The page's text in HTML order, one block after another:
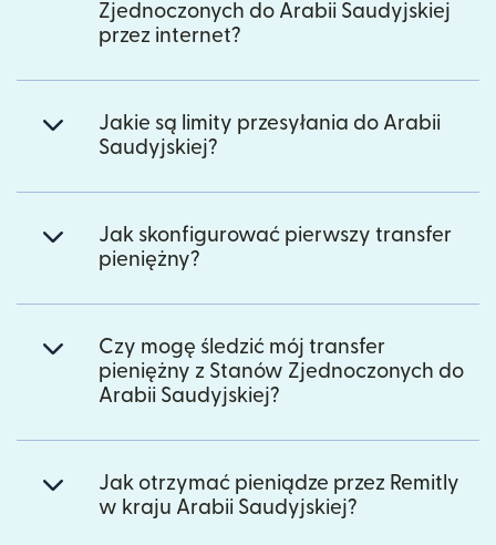
Zjednoczonych do Arabii Saudyjskiej
przez internet?
Jakie są limity przesyłania do Arabii
Saudyjskiej?
Jak skonfigurować pierwszy transfer
pieniężny?
Czy mogę śledzić mój transfer
pieniężny z Stanów Zjednoczonych do
Arabii Saudyjskiej?
Jak otrzymać pieniądze przez Remitly
w kraju Arabii Saudyjskiej?